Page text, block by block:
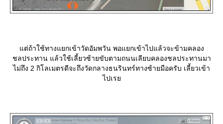
ต่ถ้าใช้ทางแยกเข้าวัดอัมพวัน พอแยกเข้าไปแล้วจะข้ามคลอง
ชลประทาน แล้วใช้เลี้ยวซ้ายขับตามถนนเลียบคลองชลประทานมา
ไม่ถึง 2 กิโลเมตรดีจะถึงวัดกลางธนรินทร์ทางซ้ายมือครับ เลี้ยวเข้า
ไปเร